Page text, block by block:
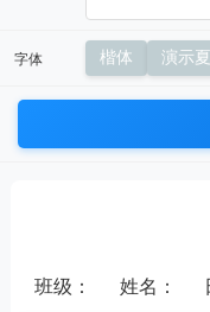
字体 楷体 演示
班级：
姓名：